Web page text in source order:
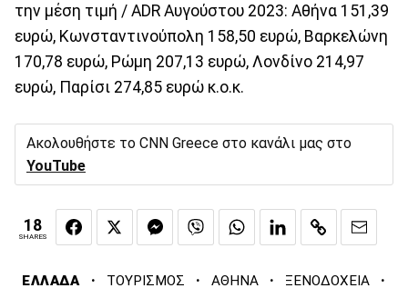
την μέση τιμή / ADR Αυγούστου 2023: Αθήνα 151,39
ευρώ, Κωνσταντινούπολη 158,50 ευρώ, Βαρκελώνη
170,78 ευρώ, Ρώμη 207,13 ευρώ, Λονδίνο 214,97
ευρώ, Παρίσι 274,85 ευρώ κ.ο.κ.
Ακολουθήστε το CNN Greece στο κανάλι μας στο
YouTube
18
SHARES
ΕΛΛΑΔΑ · ΤΟΥΡΙΣΜΟΣ · ΑΘΗΝΑ · ΞΕΝΟΔΟΧΕΙΑ ·